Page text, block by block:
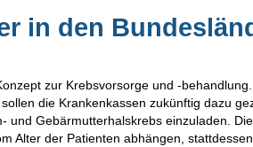
in den
zur Krebsvorsorge und -
die Krankenkassen zukünftig dazu
und Gebärmutterhalskrebs einzuladen.
Alter der Patienten abhängen,